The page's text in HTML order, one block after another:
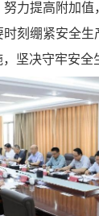
力提高附加值
刻绷紧安全生
坚决守牢安全